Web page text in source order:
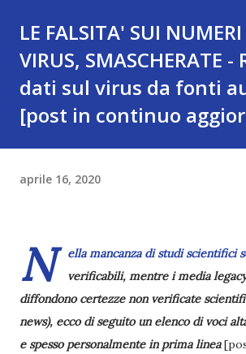
LE FALSITA' SUI NUMERI
VIRUS, SMASCHERATE
dati sul virus da fonti
[post in continuo
aprile 16, 2020
N
ella mancanza di studi scientifici
verificabili, mentre i media
diffondono certezze non verificate
news), ecco di seguito un elenco di voci
e spesso personalmente in prima linea